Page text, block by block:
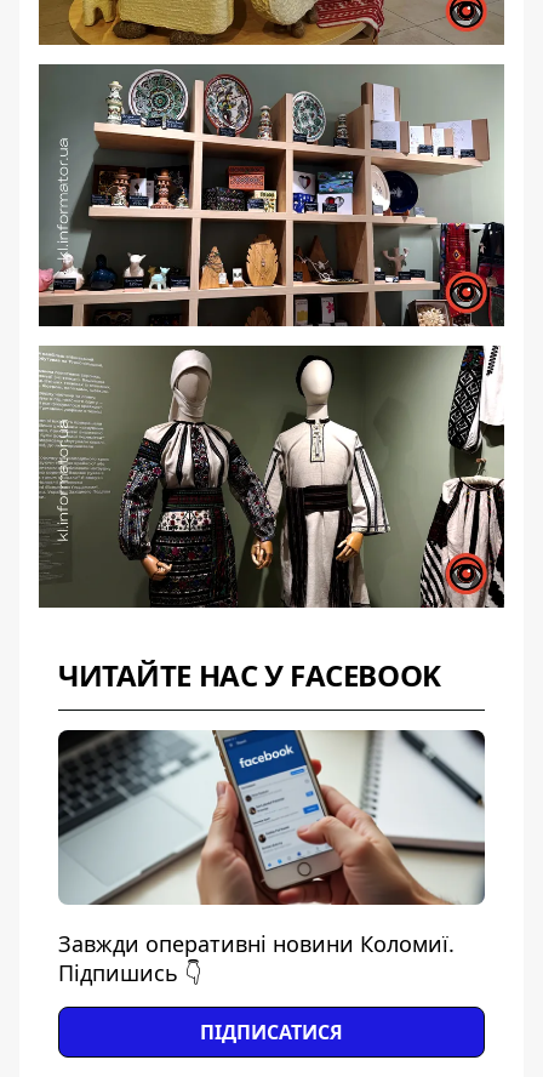
ЧИТАЙТЕ НАС У FACEBOOK
Завжди оперативні новини Коломиї.
Підпишись 👇
ПІДПИСАТИСЯ